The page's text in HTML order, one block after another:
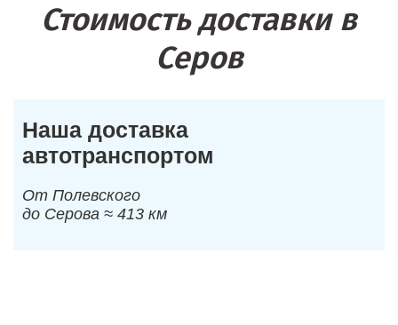
Стоимость доставки в
Серов
Наша доставка
автотранспортом
От Полевского
до Серова ≈ 413 км